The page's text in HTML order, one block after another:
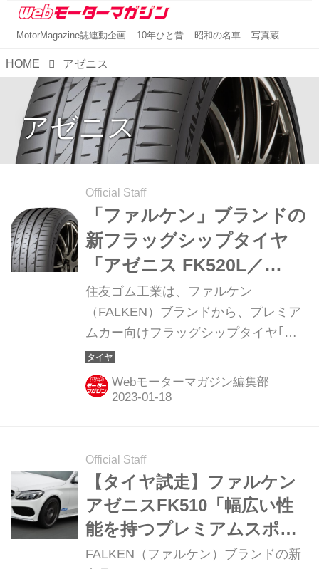
MotorMagazine誌連動企画 10年ひと昔 昭和の名車 写真蔵
HOME アゼニス
アゼニス
Official Staff
「ファルケン」ブランドの
新フラッグシップタイヤ
「アゼニス FK520L／
FK520」を発売
住友ゴム工業は、ファルケン
（FALKEN）ブランドから、プレミア
ムカー向けフラッグシップタイヤ｢ア
ゼニス（AZENIS）FK520L｣と
EMT（空気圧がゼロになっても、一定
距離を走行できる）タイヤ｢アゼニス
Webモーターマガジン編集部
Official Staff
【タイヤ試走】ファルケン
アゼニスFK510「幅広い性
能を持つプレミアムスポー
ツタイヤ」【瀬在仁志】
FALKEN（ファルケン）ブランドの新